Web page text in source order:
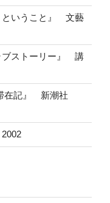
ということ』 文藝
ブストーリー』 講
在記』 新潮社